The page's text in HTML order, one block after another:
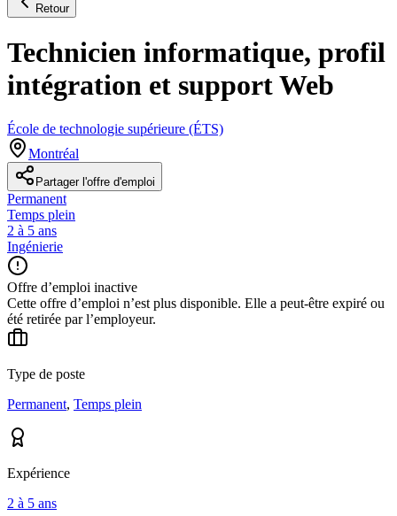
Retour
Technicien informatique, profil
intégration et support Web
École de technologie supérieure (ÉTS)
Montréal
Partager l'offre d'emploi
Permanent
Temps plein
2 à 5 ans
Ingénierie
Offre d’emploi inactive
Cette offre d’emploi n’est plus disponible. Elle a peut-être expiré ou
été retirée par l’employeur.
Type de poste
Permanent, Temps plein
Expérience
2 à 5 ans